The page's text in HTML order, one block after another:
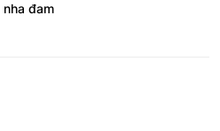
nha đam